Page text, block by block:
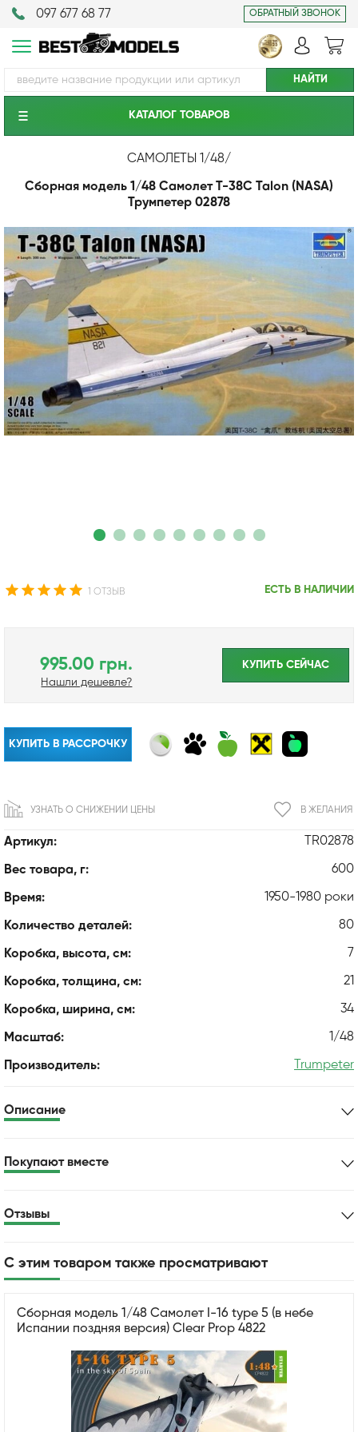
097 677 68 77 ОБРАТНЫЙ ЗВОНОК
КАТАЛОГ ТОВАРОВ
САМОЛЕТЫ 1/48/
Сборная модель 1/48 Самолет T-38C Talon (NASA)
Трумпетер 02878
1 ОТЗЫВ ЕСТЬ В НАЛИЧИИ
Артикул: TR02878
Вес товара, г: 600
Время: 1950-1980 роки
Количество деталей: 80
Коробка, высота, см: 7
Коробка, толщина, см: 21
Коробка, ширина, см: 34
Масштаб: 1/48
Производитель: Trumpeter
995.00 грн.
Нашли дешевле?
КУПИТЬ CЕЙЧАС
КУПИТЬ В РАССРОЧКУ
В ЖЕЛАНИЯ
УЗНАТЬ О СНИЖЕНИИ ЦЕНЫ
Описание
Покупают вместе
Отзывы
С этим товаром также просматривают
Сборная модель 1/48 Самолет I-16 type 5 (в небе
Испании поздняя версия) Clear Prop 4822